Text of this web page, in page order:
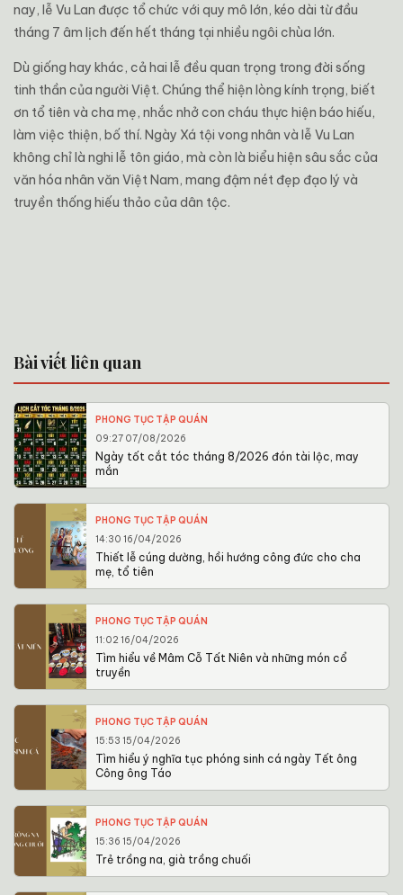
nay, lễ Vu Lan được tổ chức với quy mô lớn, kéo dài từ đầu
tháng 7 âm lịch đến hết tháng tại nhiều ngôi chùa lớn.
Dù giống hay khác, cả hai lễ đều quan trọng trong đời sống
tinh thần của người Việt. Chúng thể hiện lòng kính trọng, biết
ơn tổ tiên và cha mẹ, nhắc nhở con cháu thực hiện báo hiếu,
làm việc thiện, bố thí. Ngày Xá tội vong nhân và lễ Vu Lan
không chỉ là nghi lễ tôn giáo, mà còn là biểu hiện sâu sắc của
văn hóa nhân văn Việt Nam, mang đậm nét đẹp đạo lý và
truyền thống hiếu thảo của dân tộc.
Bài viết liên quan
PHONG TỤC TẬP QUÁN
09:27 07/08/2026
Ngày tốt cắt tóc tháng 8/2026 đón tài lộc, may
mắn
PHONG TỤC TẬP QUÁN
14:30 16/04/2026
Thiết lễ cúng dường, hồi hướng công đức cho cha
mẹ, tổ tiên
PHONG TỤC TẬP QUÁN
11:02 16/04/2026
Tìm hiểu về Mâm Cỗ Tất Niên và những món cổ
truyền
PHONG TỤC TẬP QUÁN
15:53 15/04/2026
Tìm hiểu ý nghĩa tục phóng sinh cá ngày Tết ông
Công ông Táo
PHONG TỤC TẬP QUÁN
15:36 15/04/2026
Trẻ trồng na, già trồng chuối